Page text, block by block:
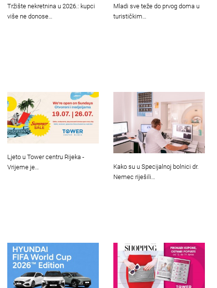
Tržište nekretnina u 2026.: kupci
više ne donose…
Mladi sve teže do prvog doma u
turističkim…
Ljeto u Tower centru Rijeka -
Vrijeme je…
Kako su u Specijalnoj bolnici dr.
Nemec riješili…